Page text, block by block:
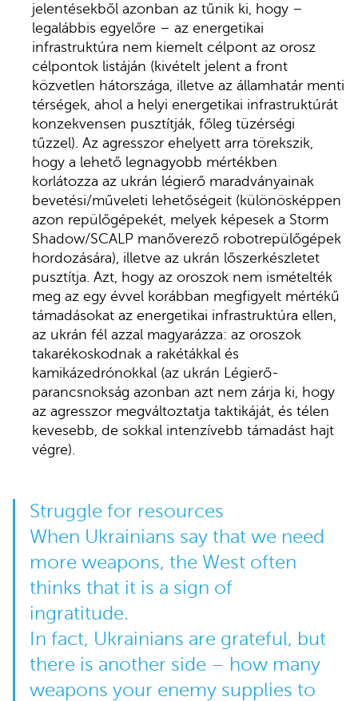
jelentésekből azonban az tűnik ki, hogy –
legalábbis egyelőre – az energetikai
infrastruktúra nem kiemelt célpont az orosz
célpontok listáján (kivételt jelent a front
közvetlen hátországa, illetve az államhatár menti
térségek, ahol a helyi energetikai infrastruktúrát
konzekvensen pusztítják, főleg tüzérségi
tűzzel). Az agresszor ehelyett arra törekszik,
hogy a lehető legnagyobb mértékben
korlátozza az ukrán légierő maradványainak
bevetési/műveleti lehetőségeit (különösképpen
azon repülőgépekét, melyek képesek a Storm
Shadow/SCALP manőverező robotrepülőgépek
hordozására), illetve az ukrán lőszerkészletet
pusztítja. Azt, hogy az oroszok nem ismételték
meg az egy évvel korábban megfigyelt mértékű
támadásokat az energetikai infrastruktúra ellen,
az ukrán fél azzal magyarázza: az oroszok
takarékoskodnak a rakétákkal és
kamikázedrónokkal (az ukrán Légierő-
parancsnokság azonban azt nem zárja ki, hogy
az agresszor megváltoztatja taktikáját, és télen
kevesebb, de sokkal intenzívebb támadást hajt
végre).
Struggle for resources
When Ukrainians say that we need
more weapons, the West often
thinks that it is a sign of
ingratitude.
In fact, Ukrainians are grateful, but
there is another side – how many
weapons your enemy supplies to